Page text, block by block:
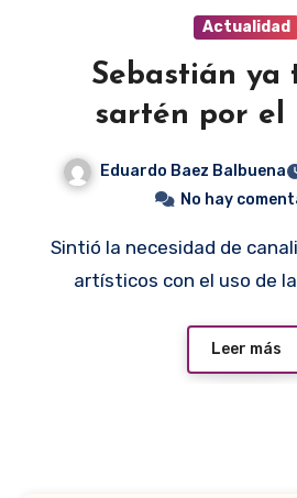
Actualidad
Sebastián ya
sartén por el
Eduardo Baez Balbuena
No hay
Sintió la necesidad de canalizar sus impulsos
artísticos con el uso de
Leer más